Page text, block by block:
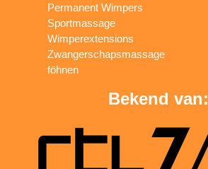
Permanent Wimpers
Sportmassage
Wimperextensions
Zwangerschapsmassage
föhnen
Bekend van: